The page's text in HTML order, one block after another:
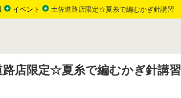
イベント 土佐道路店限定☆夏糸で編むかぎ針講習
路店限定☆夏糸で編むかぎ針講習